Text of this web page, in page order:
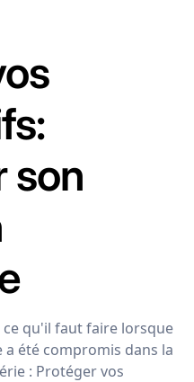
son
qu'il faut faire lorsque
été compromis dans la
: Protéger vos